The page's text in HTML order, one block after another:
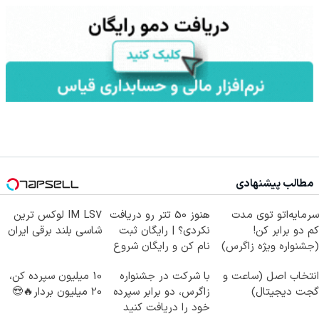
مطالب پیشنهادی
سرمایه‌اتو توی مدت
کم دو برابر کن!
(جشنواره ویژه زاگرس)
هنوز 50 تتر رو دریافت
نکردی؟ | رایگان ثبت
نام کن و رایگان شروع
IM LS7 لوکس ترین
شاسی بلند برقی ایران
انتخاب اصل (ساعت و
گجت دیجیتال)
با شرکت در جشنواره
زاگرس، دو برابر سپرده
خود را دریافت کنید
10 میلیون سپرده کن،
20 میلیون بردار🔥😍